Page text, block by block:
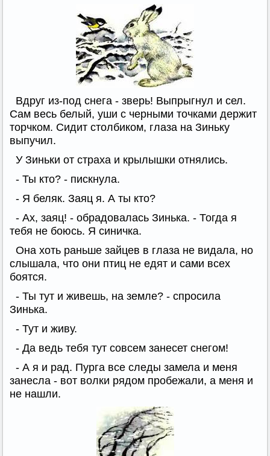
Вдруг из-под снега - зверь! Выпрыгнул и сел.
Сам весь белый, уши с черными точками держит
торчком. Сидит столбиком, глаза на Зиньку
выпучил.
У Зиньки от страха и крылышки отнялись.
- Ты кто? - пискнула.
- Я беляк. Заяц я. А ты кто?
- Ах, заяц! - обрадовалась Зинька. - Тогда я
тебя не боюсь. Я синичка.
Она хоть раньше зайцев в глаза не видала, но
слышала, что они птиц не едят и сами всех
боятся.
- Ты тут и живешь, на земле? - спросила
Зинька.
- Тут и живу.
- Да ведь тебя тут совсем занесет снегом!
- А я и рад. Пурга все следы замела и меня
занесла - вот волки рядом пробежали, а меня и
не нашли.